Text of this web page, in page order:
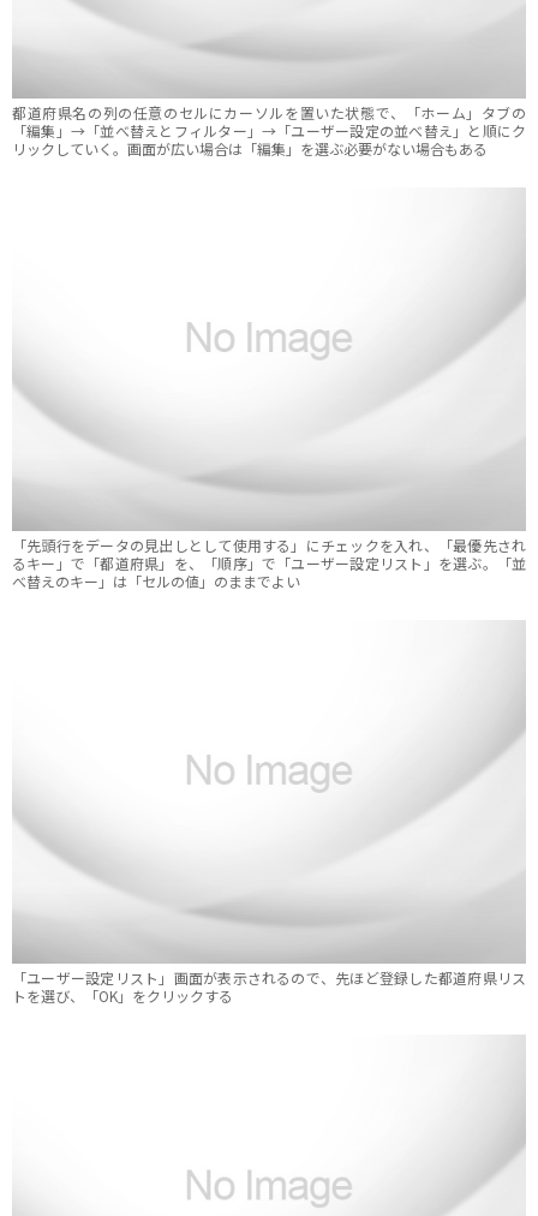
都道府県名の列の任意のセルにカーソルを置いた状態で、「ホーム」タブの
「編集」→「並べ替えとフィルター」→「ユーザー設定の並べ替え」と順にク
リックしていく。画面が広い場合は「編集」を選ぶ必要がない場合もある
「先頭行をデータの見出しとして使用する」にチェックを入れ、「最優先され
るキー」で「都道府県」を、「順序」で「ユーザー設定リスト」を選ぶ。「並
べ替えのキー」は「セルの値」のままでよい
「ユーザー設定リスト」画面が表示されるので、先ほど登録した都道府県リス
トを選び、「OK」をクリックする